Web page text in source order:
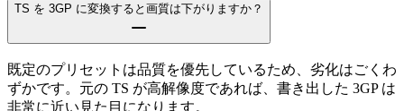
TS を 3GP に変換すると画質は下がりますか？
既定のプリセットは品質を優先しているため、劣化はごくわ
ずかです。元の TS が高解像度であれば、書き出した 3GP は
非常に近い見た目になります。